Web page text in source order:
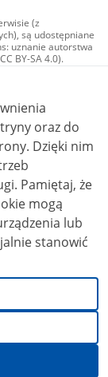
(z
są udostępniane
uznanie autorstwa
BY-SA 4.0).
materiały
typu
użycie
4.0 (CC BY-
inaczej.
oraz do
nim
że
mogą
lub
stanowić